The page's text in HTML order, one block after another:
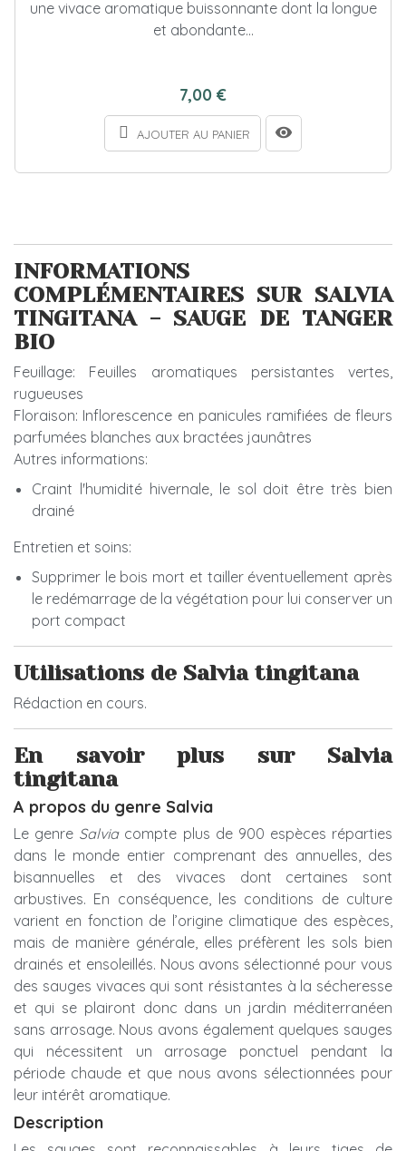
une vivace aromatique buissonnante dont la longue
et abondante...
7,00 €
AJOUTER AU PANIER
INFORMATIONS
COMPLÉMENTAIRES SUR SALVIA
TINGITANA - SAUGE DE TANGER
BIO
Feuillage: Feuilles aromatiques persistantes vertes,
rugueuses
Floraison: Inflorescence en panicules ramifiées de fleurs
parfumées blanches aux bractées jaunâtres
Autres informations:
Craint l'humidité hivernale, le sol doit être très bien
drainé
Entretien et soins:
Supprimer le bois mort et tailler éventuellement après
le redémarrage de la végétation pour lui conserver un
port compact
Utilisations de Salvia tingitana
Rédaction en cours.
En savoir plus sur Salvia
tingitana
A propos du genre Salvia
Le genre Salviacompte plus de 900 espèces réparties
dans le monde entier comprenant des annuelles, des
bisannuelles et des vivaces dont certaines sont
arbustives. En conséquence, les conditions de culture
varient en fonction de l’origine climatique des espèces,
mais de manière générale, elles préfèrent les sols bien
drainés et ensoleillés. Nous avons sélectionné pour vous
des sauges vivaces qui sont résistantes à la sécheresse
et qui se plairont donc dans un jardin méditerranéen
sans arrosage. Nous avons également quelques sauges
qui nécessitent un arrosage ponctuel pendant la
période chaude et que nous avons sélectionnées pour
leur intérêt aromatique.
Description